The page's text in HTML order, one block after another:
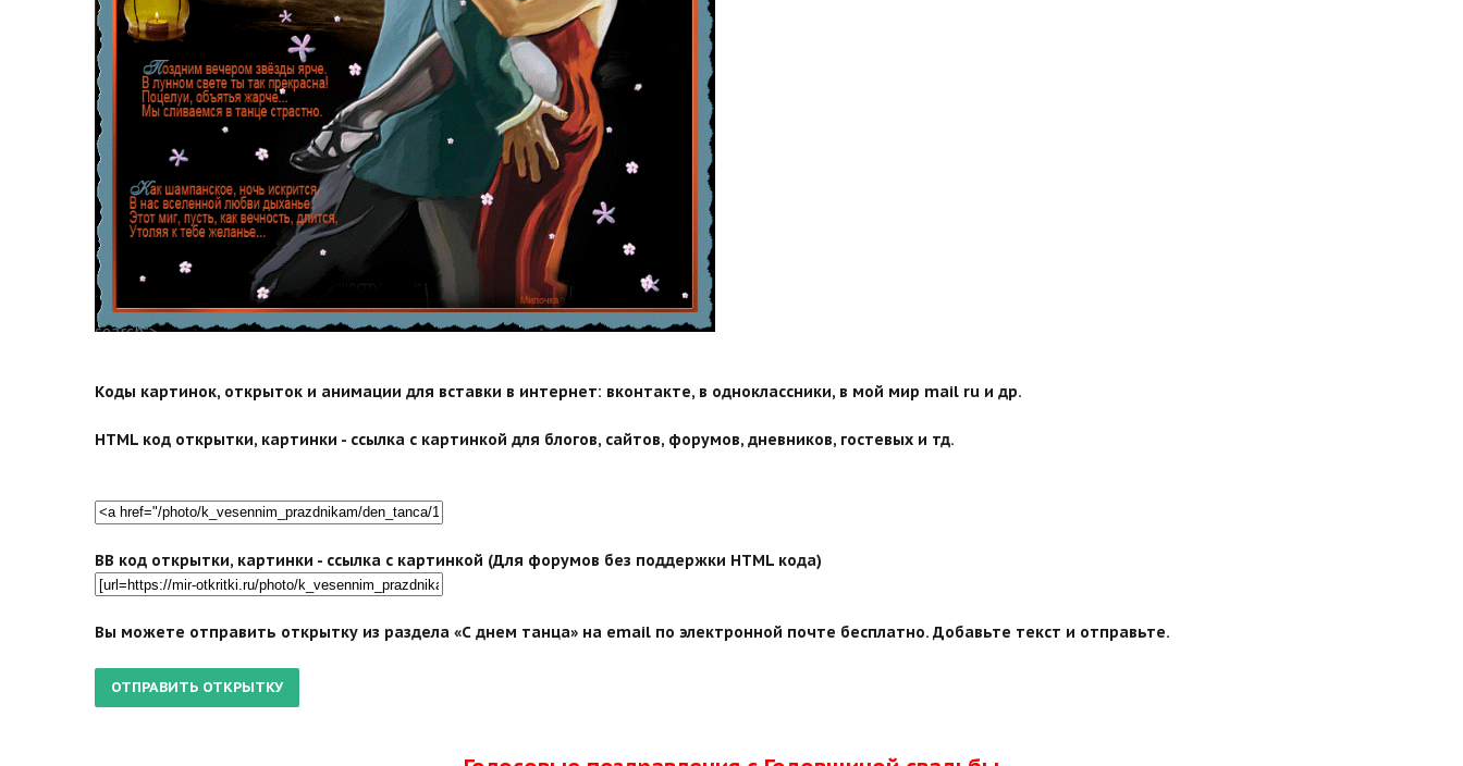
search">
Коды картинок, открыток и анимации для вставки в интернет: вконтакте, в одноклассники, в мой мир mail ru и др.
HTML код открытки, картинки - ссылка с картинкой для блогов, сайтов, форумов, дневников, гостевых и тд.
BB код открытки, картинки - ссылка с картинкой (Для форумов без поддержки HTML кода)
Вы можете отправить открытку из раздела «С днем танца» на email по электронной почте бесплатно. Добавьте текст и отправьте.